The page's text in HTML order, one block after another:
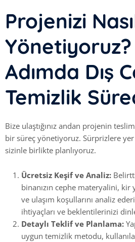
Projenizi
Adımda Dış
Temizlik
Bize ulaştığınız andan projenin
bir süreç yönetiyoruz. Sürprizlere yer
sizinle birlikte planlıyoruz.
Ücretsiz Keşif ve Analiz:
binanızın cephe materyalini,
ve ulaşım koşullarını analiz
ihtiyaçları ve beklentilerinizi
Detaylı Teklif ve Planlama:
uygun temizlik metodu,